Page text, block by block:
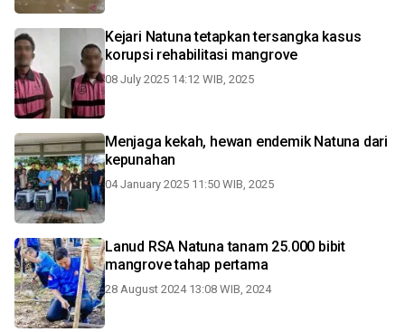
Kejari Natuna tetapkan tersangka kasus
korupsi rehabilitasi mangrove
08 July 2025 14:12 WIB, 2025
Menjaga kekah, hewan endemik Natuna dari
kepunahan
04 January 2025 11:50 WIB, 2025
Lanud RSA Natuna tanam 25.000 bibit
mangrove tahap pertama
28 August 2024 13:08 WIB, 2024